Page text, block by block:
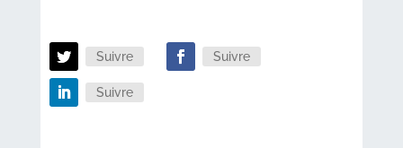
Suivre Suivre
Suivre